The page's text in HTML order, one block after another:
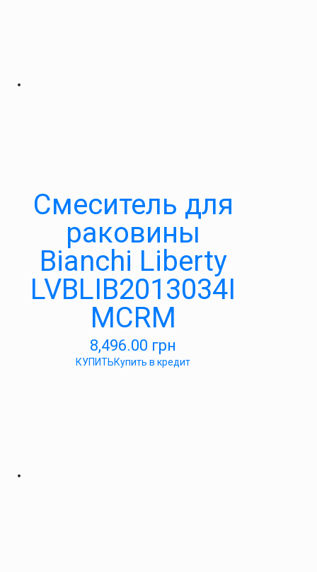
Смеситель для
раковины
Bianchi Liberty
LVBLIB2013034I
MCRM
8,496.00 грн
КУПИТЬКупить в кредит